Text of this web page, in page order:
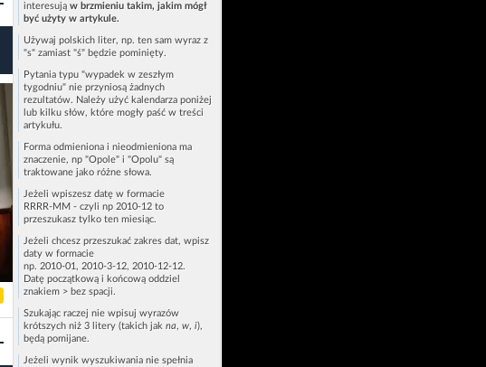
interesują w brzmieniu takim, jakim mógł
być użyty w artykule.
Używaj polskich liter, np. ten sam wyraz z
"s" zamiast "ś" będzie pominięty.
Pytania typu "wypadek w zeszłym
tygodniu" nie przyniosą żadnych
rezultatów. Należy użyć kalendarza poniżej
lub kilku słów, które mogły paść w treści
artykułu.
Forma odmieniona i nieodmieniona ma
znaczenie, np "Opole" i "Opolu" są
traktowane jako różne słowa.
Jeżeli wpiszesz datę w formacie
RRRR-MM - czyli np 2010-12 to
przeszukasz tylko ten miesiąc.
Jeżeli chcesz przeszukać zakres dat, wpisz
daty w formacie
np. 2010-01, 2010-3-12, 2010-12-12.
Datę początkową i końcową oddziel
znakiem > bez spacji.
Szukając raczej nie wpisuj wyrazów
krótszych niż 3 litery (takich jak na, w, i),
będą pomijane.
Jeżeli wynik wyszukiwania nie spełnia